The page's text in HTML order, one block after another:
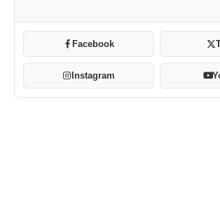
Facebook
Instagram